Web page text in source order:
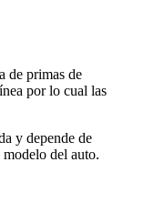
de primas de
por lo cual las
y depende de
del auto.